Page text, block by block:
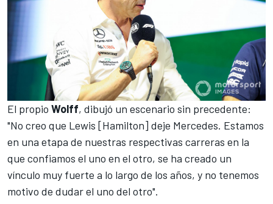
El propio Wolff, dibujó un escenario sin precedente:
"No creo que Lewis [Hamilton] deje Mercedes. Estamos
en una etapa de nuestras respectivas carreras en la
que confiamos el uno en el otro, se ha creado un
vínculo muy fuerte a lo largo de los años, y no tenemos
motivo de dudar el uno del otro".